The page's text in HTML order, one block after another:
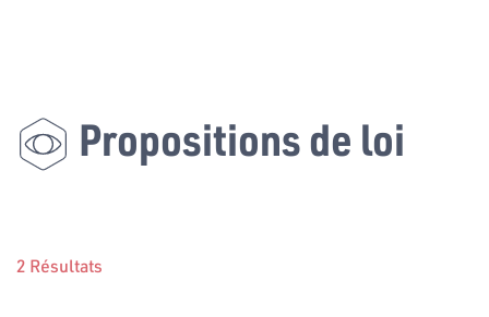
Propositions de loi
2 Résultats